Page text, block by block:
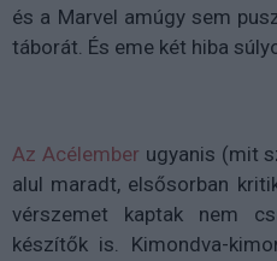
és a Marvel amúgy sem
táborát. És eme két hiba
Az Acélember ugyanis (mit
alul maradt, elsősorban
vérszemet kaptak nem
készítők is. Kimondva-